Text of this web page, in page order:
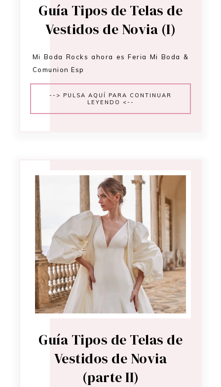
Guía Tipos de Telas de
Vestidos de Novia (I)
Mi Boda Rocks ahora es Feria Mi Boda &
Comunion Esp
--> PULSA AQUÍ PARA CONTINUAR
LEYENDO <--
Guía Tipos de Telas de
Vestidos de Novia
(parte II)